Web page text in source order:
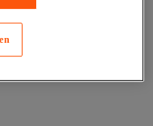
en -tegels